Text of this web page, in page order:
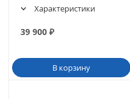
Характеристики
39 900 ₽
В корзину